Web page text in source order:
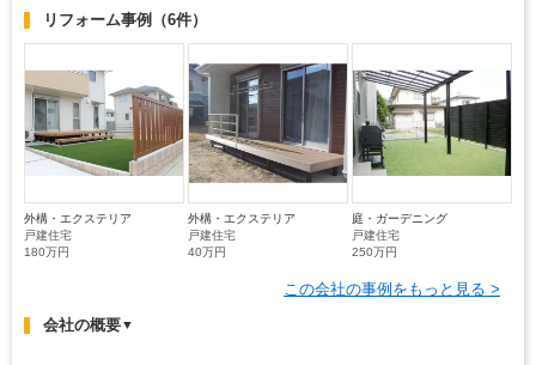
リフォーム事例 （6件）
外構・エクステリア
戸建住宅
180万円
外構・エクステリア
戸建住宅
40万円
庭・ガーデニング
戸建住宅
250万円
この会社の事例をもっと見る >
会社の概要▼